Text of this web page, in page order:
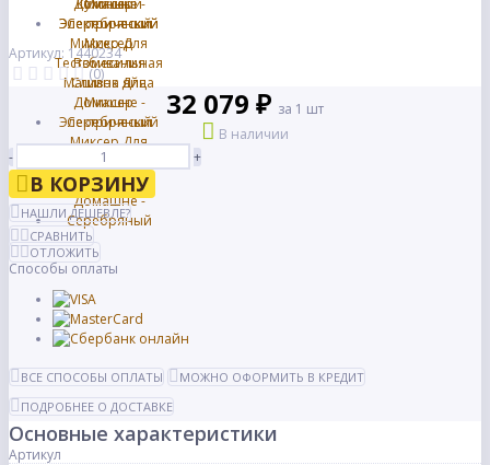
Артикул: 1440234
(0)
32 079 ₽ за 1 шт
В наличии
-
+
В КОРЗИНУ
НАШЛИ ДЕШЕВЛЕ?
СРАВНИТЬ
ОТЛОЖИТЬ
Способы оплаты
ВСЕ СПОСОБЫ ОПЛАТЫ
МОЖНО ОФОРМИТЬ В КРЕДИТ
ПОДРОБНЕЕ О ДОСТАВКЕ
Основные характеристики
Артикул